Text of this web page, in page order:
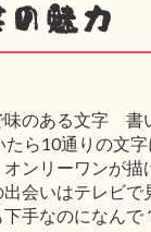
の魅力
味のある文字 書
ら10通りの文字
ンリーワンが描
会いはテレビで
手なのになんで